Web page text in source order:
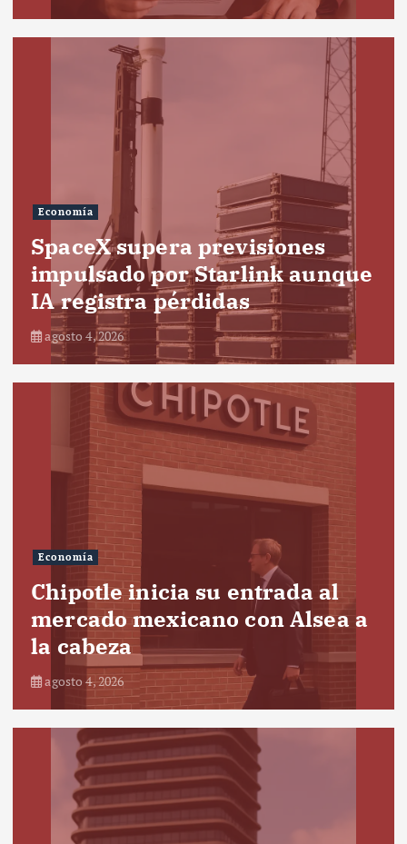
Economía
SpaceX supera previsiones
impulsado por Starlink aunque
IA registra pérdidas
agosto 4, 2026
Economía
Chipotle inicia su entrada al
mercado mexicano con Alsea a
la cabeza
agosto 4, 2026